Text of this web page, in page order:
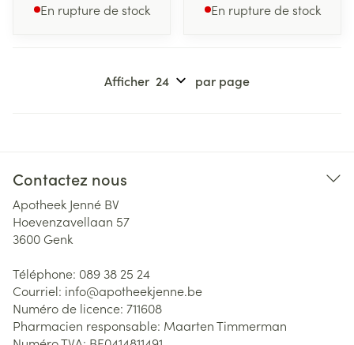
En rupture de stock En rupture de stock
Afficher par page
Contactez nous
Apotheek Jenné BV
Hoevenzavellaan 57
3600 Genk
Téléphone: 089 38 25 24
Courriel: info@apotheekjenne.be
Numéro de licence: 711608
Pharmacien responsable: Maarten Timmerman